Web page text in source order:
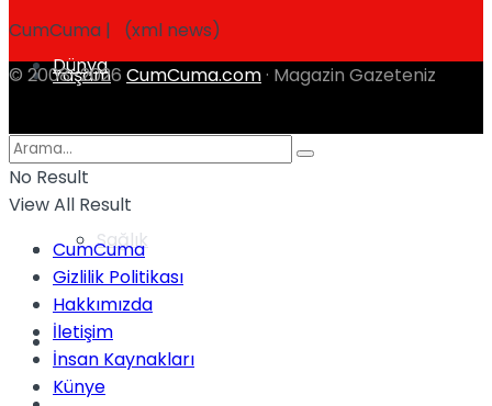
Yaşam
Sağlık
Dünya
Türkiye
Müzik
Sinema
CumCuma | (xml news)
© 2008-2026 CumCuma.com · Magazin Gazeteniz
No Result
View All Result
CumCuma
Gizlilik Politikası
Hakkımızda
İletişim
İnsan Kaynakları
Künye